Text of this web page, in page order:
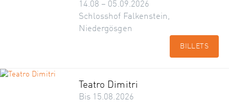
14.08 – 05.09.2026
Schlosshof Falkenstein,
Niedergösgen
BILLETS
Teatro Dimitri
Bis 15.08.2026